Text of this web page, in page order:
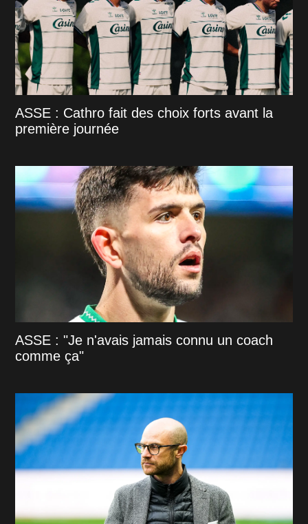
ASSE : Cathro fait des choix forts avant la
première journée
ASSE : "Je n'avais jamais connu un coach
comme ça"